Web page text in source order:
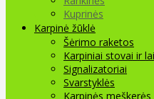
Kuprinės
Karpinė žūklė
Šėrimo raketos
Karpiniai stovai ir
Signalizatoriai
Svarstyklės
Karpinės meškerės